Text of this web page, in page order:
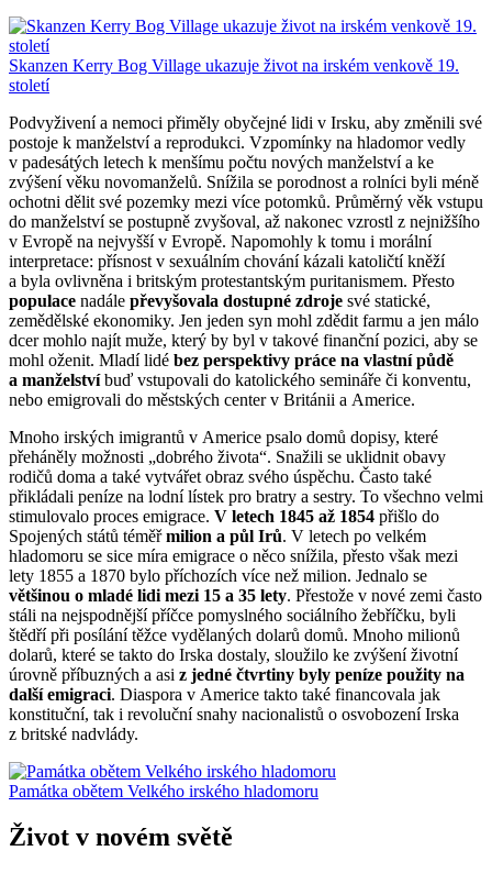
Skanzen Kerry Bog Village ukazuje život na irském venkově 19.
století
Podvyživení a nemoci přiměly obyčejné lidi v Irsku, aby změnili své
postoje k manželství a reprodukci. Vzpomínky na hladomor vedly
v padesátých letech k menšímu počtu nových manželství a ke
zvýšení věku novomanželů. Snížila se porodnost a rolníci byli méně
ochotni dělit své pozemky mezi více potomků. Průměrný věk vstupu
do manželství se postupně zvyšoval, až nakonec vzrostl z nejnižšího
v Evropě na nejvyšší v Evropě. Napomohly k tomu i morální
interpretace: přísnost v sexuálním chování kázali katoličtí kněží
a byla ovlivněna i britským protestantským puritanismem. Přesto
populace nadále převyšovala dostupné zdroje své statické,
zemědělské ekonomiky. Jen jeden syn mohl zdědit farmu a jen málo
dcer mohlo najít muže, který by byl v takové finanční pozici, aby se
mohl oženit. Mladí lidé bez perspektivy práce na vlastní půdě
a manželstvíbuď vstupovali do katolického semináře či konventu,
nebo emigrovali do městských center v Británii a Americe.
Mnoho irských imigrantů v Americe psalo domů dopisy, které
přeháněly možnosti „dobrého života“. Snažili se uklidnit obavy
rodičů doma a také vytvářet obraz svého úspěchu. Často také
přikládali peníze na lodní lístek pro bratry a sestry. To všechno velmi
stimulovalo proces emigrace. V letech 1845 až 1854 přišlo do
Spojených států téměřmilion a půl Irů. V letech po velkém
hladomoru se sice míra emigrace o něco snížila, přesto však mezi
lety 1855 a 1870 bylo příchozích více než milion. Jednalo se
většinou o mladé lidi mezi 15 a 35 lety. Přestože v nové zemi často
stáli na nejspodnější příčce pomyslného sociálního žebříčku, byli
štědří při posílání těžce vydělaných dolarů domů. Mnoho milionů
dolarů, které se takto do Irska dostaly, sloužilo ke zvýšení životní
úrovně příbuzných a asi z jedné čtvrtiny byly peníze použity na
další emigraci. Diaspora v Americe takto také financovala jak
konstituční, tak i revoluční snahy nacionalistů o osvobození Irska
z britské nadvlády.
Památka obětem Velkého irského hladomoru
Život v novém světě